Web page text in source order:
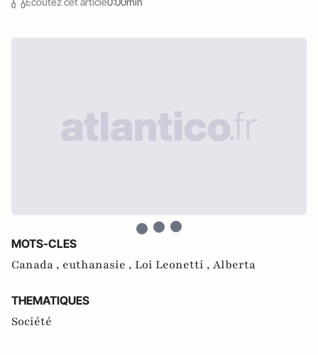
MOTS-CLES
Canada , euthanasie , Loi Leonetti , Alberta
THEMATIQUES
Société